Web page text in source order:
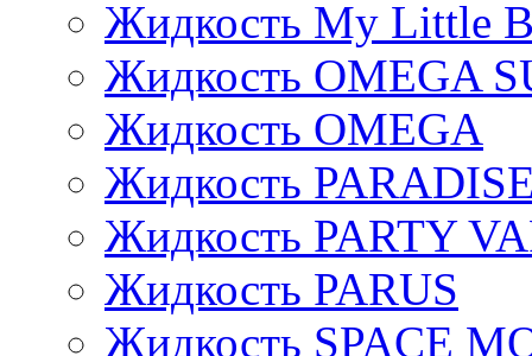
Жидкость My Little
Жидкость OMEGA
Жидкость OMEGA
Жидкость
Жидкость PARTY
Жидкость PARUS
Жидкость SPACE